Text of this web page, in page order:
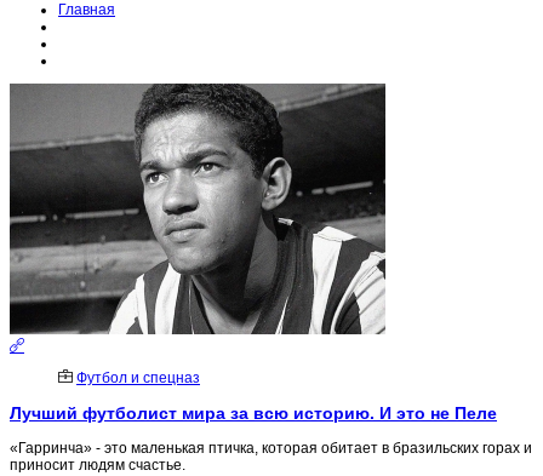
Главная
Футбол и спецназ
Лучший футболист мира за всю историю. И это не Пеле
«Гарринча» - это маленькая птичка, которая обитает в бразильских горах и
приносит людям счастье.